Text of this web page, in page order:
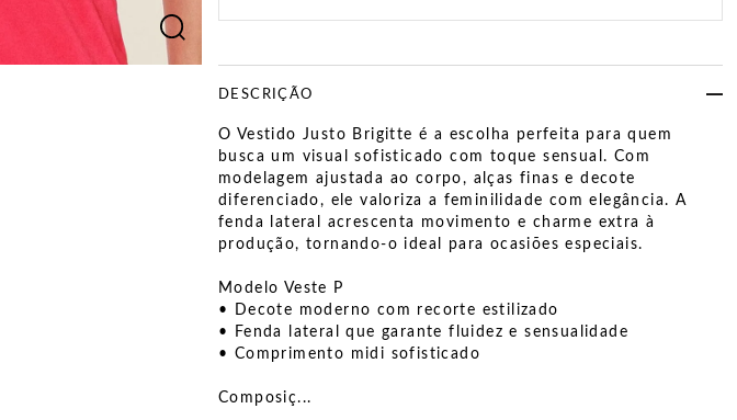
DESCRIÇÃO
O Vestido Justo Brigitte é a escolha perfeita para quem
busca um visual sofisticado com toque sensual. Com
modelagem ajustada ao corpo, alças finas e decote
diferenciado, ele valoriza a feminilidade com elegância. A
fenda lateral acrescenta movimento e charme extra à
produção, tornando-o ideal para ocasiões especiais.
Modelo Veste P
• Decote moderno com recorte estilizado
• Fenda lateral que garante fluidez e sensualidade
• Comprimento midi sofisticado
Composiç...